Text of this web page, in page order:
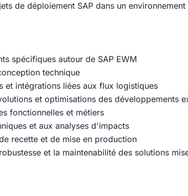
de déploiement SAP dans un
spécifiques autour de SAP EWM
technique
et intégrations liées aux flux logistiques
et optimisations des développements
fonctionnelles et métiers
et aux analyses d'impacts
recette et de mise en production
et la maintenabilité des solutions